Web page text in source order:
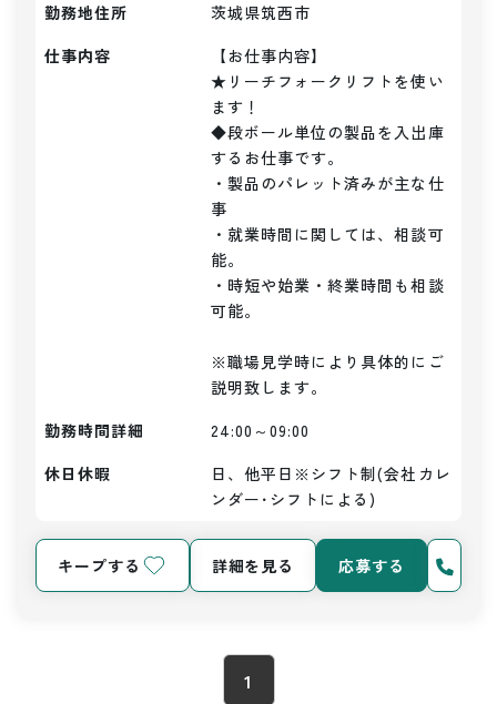
勤務地住所
茨城県筑西市
仕事内容
【お仕事内容】
★リーチフォークリフトを使い
ます！
◆段ボール単位の製品を入出庫
するお仕事です。
・製品のパレット済みが主な仕
事
・就業時間に関しては、相談可
能。
・時短や始業・終業時間も相談
可能。
※職場見学時により具体的にご
説明致します。
勤務時間詳細
24:00～09:00
休日休暇
日、他平日※シフト制(会社カレ
ンダー･シフトによる)
キープする 詳細を見る 応募する
1